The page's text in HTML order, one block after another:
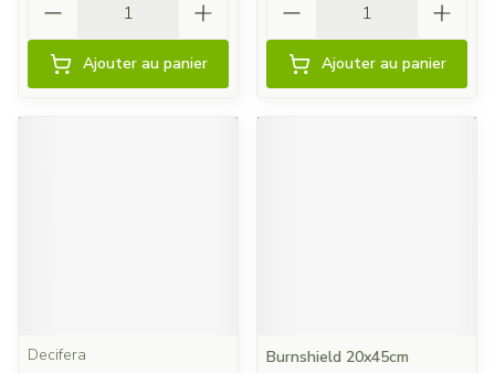
Ajouter au panier Ajouter au panier
Decifera
Burnshield 20x45cm